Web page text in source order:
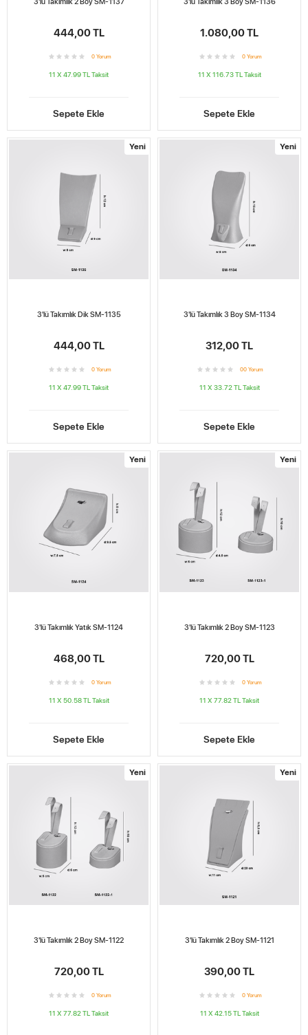
444,00 TL
0 Yorum
11 X 47.99 TL Taksit
Sepete Ekle
1.080,00 TL
0 Yorum
11 X 116.73 TL Taksit
Sepete Ekle
Yeni
3'lü Takımlık Dik SM-1135
444,00 TL
0 Yorum
11 X 47.99 TL Taksit
Sepete Ekle
Yeni
3'lü Takımlık 3 Boy SM-1134
312,00 TL
00 Yorum
11 X 33.72 TL Taksit
Sepete Ekle
Yeni
3'lü Takımlık Yatık SM-1124
468,00 TL
0 Yorum
11 X 50.58 TL Taksit
Sepete Ekle
Yeni
3'lü Takımlık 2 Boy SM-1123
720,00 TL
0 Yorum
11 X 77.82 TL Taksit
Sepete Ekle
Yeni
3'lü Takımlık 2 Boy SM-1122
720,00 TL
0 Yorum
11 X 77.82 TL Taksit
Yeni
3'lü Takımlık 2 Boy SM-1121
390,00 TL
0 Yorum
11 X 42.15 TL Taksit